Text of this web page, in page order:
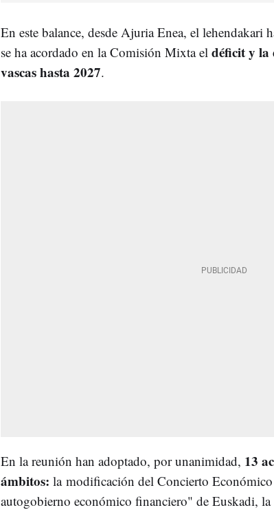
En este balance, desde Ajuria Enea, el lehendakari
se ha acordado en la Comisión Mixta el déficit y la
vascas hasta 2027.
En la reunión han adoptado, por unanimidad, 13
ámbitos: la modificación del Concierto Económico
autogobierno económico financiero" de Euskadi,